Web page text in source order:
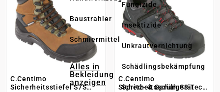
Baustrahler
Schmiermittel
Alles in
Bekleidung
anzeigen
Fungizide
Insektizide
Unkrautvernichtung
Schädlingsbekämpfung
Spritz- & Sprühgerät
C.Centimo
Sicherheitsstiefel S7S
C.Centimo
Sicherheitsschuh S3 Tech